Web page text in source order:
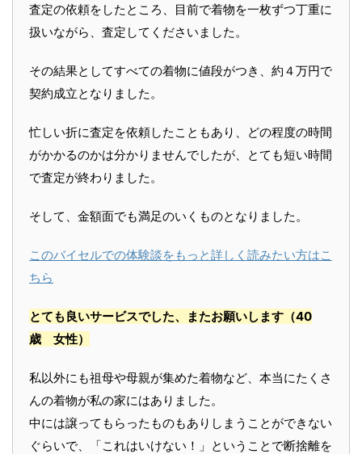
査定の依頼をしたところ、目前で着物を一枚ずつ丁重に
扱いながら、査定してくださいました。
その結果としてすべての着物に値段がつき、約４万円で
契約成立となりました。
忙しい折に査定を依頼したこともあり、どの程度の時間
がかかるのかは分かりませんでしたが、とても短い時間
で査定が終わりました。
そして、金額面でも満足のいくものとなりました。
このバイセルでの体験談をもっと詳しく読みたい方はこ
ちら
とても良いサービスでした、またお願いします （40
歳 女性）
私以外にも祖母や母親が集めた着物など、本当にたくさ
んの着物が私の家にはありました。
中には譲ってもらったものもありしまうことができない
ぐらいで、「これはいけない！」ということで断捨離を